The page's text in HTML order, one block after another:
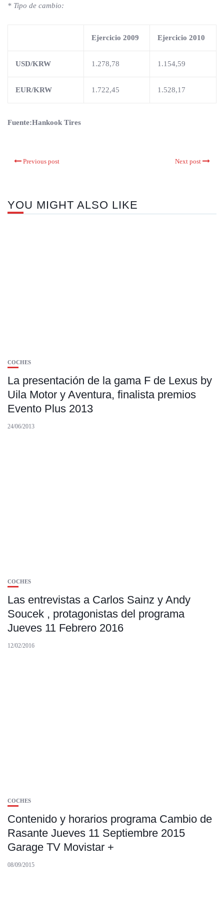
* Tipo de cambio:
Ejercicio 2009 Ejercicio 2010
USD/KRW 1.278,78 1.154,59
EUR/KRW 1.722,45 1.528,17
Fuente:Hankook Tires
Previous post Next post
YOU MIGHT ALSO LIKE
COCHES
La presentación de la gama F de Lexus by
Uila Motor y Aventura, finalista premios
Evento Plus 2013
24/06/2013
COCHES
Las entrevistas a Carlos Sainz y Andy
Soucek , protagonistas del programa
Jueves 11 Febrero 2016
12/02/2016
COCHES
Contenido y horarios programa Cambio de
Rasante Jueves 11 Septiembre 2015
Garage TV Movistar +
08/09/2015